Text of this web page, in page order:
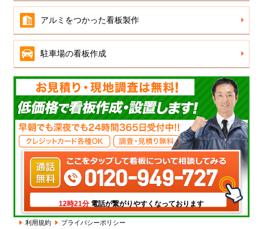
アルミをつかった看板製作
駐車場の看板作成
12時21分 電話が繋がりやすくなっております
利用規約 プライバシーポリシー